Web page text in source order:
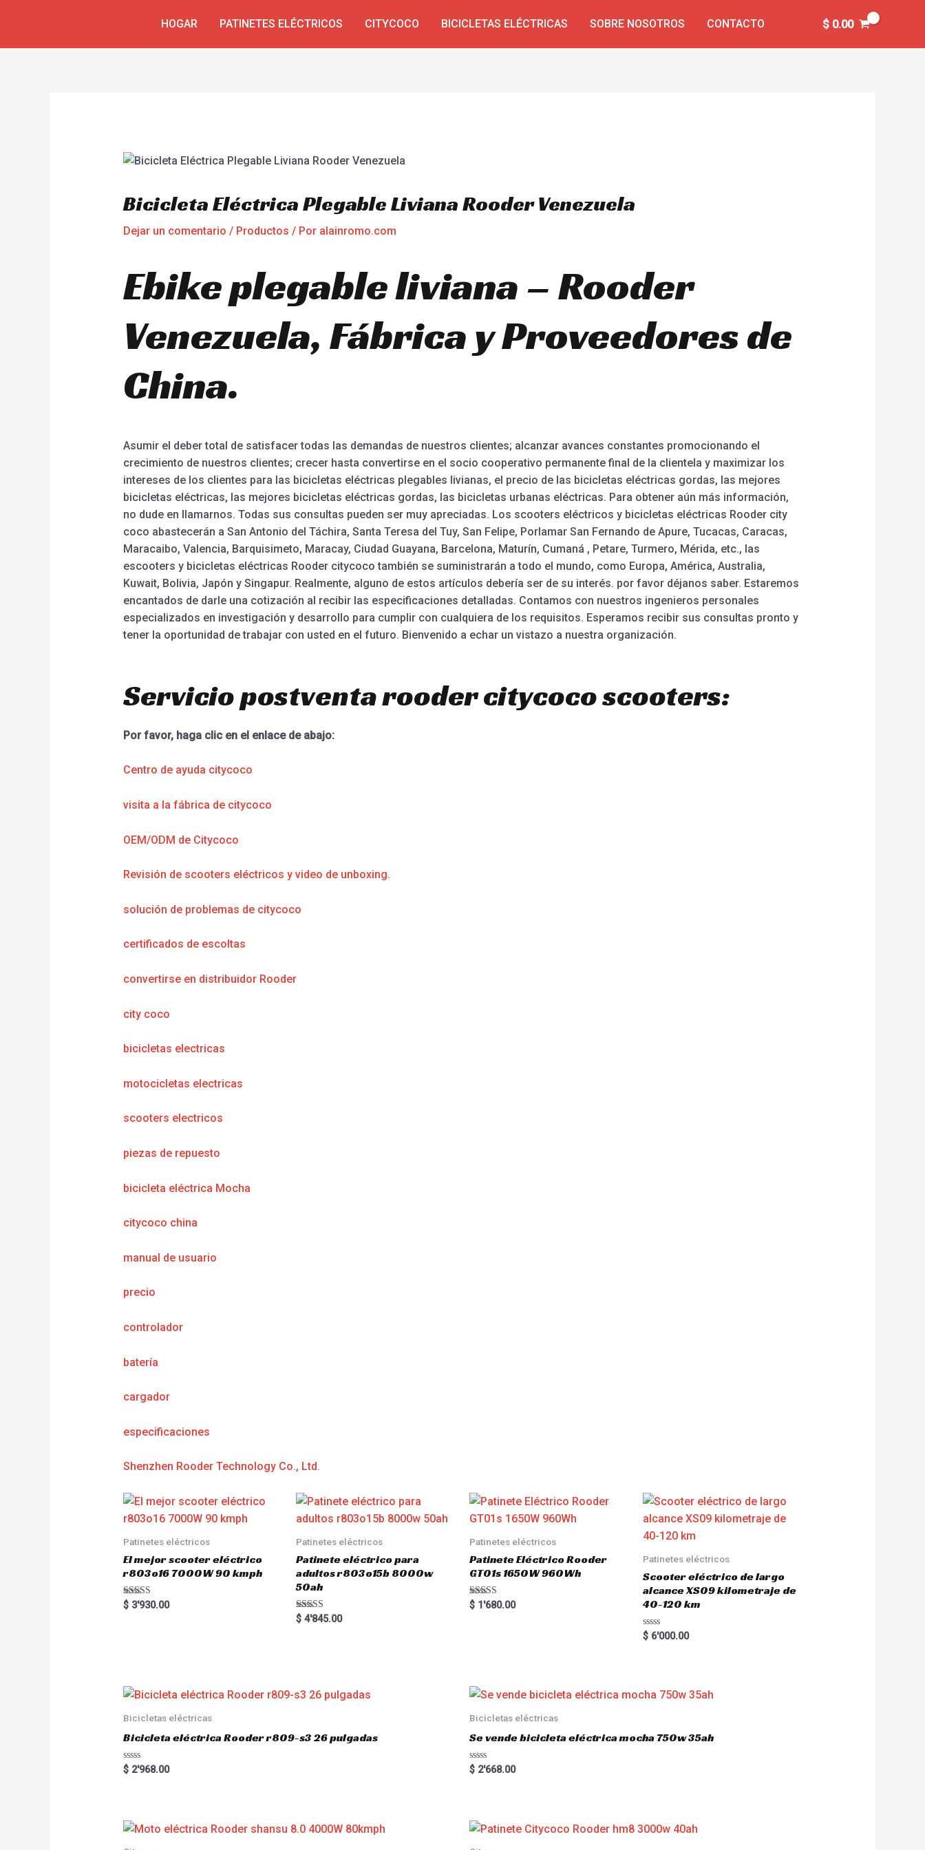
HOGAR PATINETES ELÉCTRICOS CITYCOCO BICICLETAS ELÉCTRICAS SOBRE NOSOTROS CONTACTO $0.00
Bicicleta Eléctrica Plegable Liviana Rooder Venezuela
Dejar un comentario / Productos / Por alainromo.com
Ebike plegable liviana – Rooder
Venezuela, Fábrica y Proveedores de
China.
Asumir el deber total de satisfacer todas las demandas de nuestros clientes; alcanzar avances constantes promocionando el
crecimiento de nuestros clientes; crecer hasta convertirse en el socio cooperativo permanente final de la clientela y maximizar los
intereses de los clientes para las bicicletas eléctricas plegables livianas, el precio de las bicicletas eléctricas gordas, las mejores
bicicletas eléctricas, las mejores bicicletas eléctricas gordas, las bicicletas urbanas eléctricas. Para obtener aún más información,
no dude en llamarnos. Todas sus consultas pueden ser muy apreciadas. Los scooters eléctricos y bicicletas eléctricas Rooder city
coco abastecerán a San Antonio del Táchira, Santa Teresa del Tuy, San Felipe, Porlamar San Fernando de Apure, Tucacas, Caracas,
Maracaibo, Valencia, Barquisimeto, Maracay, Ciudad Guayana, Barcelona, Maturín, Cumaná , Petare, Turmero, Mérida, etc., las
escooters y bicicletas eléctricas Rooder citycoco también se suministrarán a todo el mundo, como Europa, América, Australia,
Kuwait, Bolivia, Japón y Singapur. Realmente, alguno de estos artículos debería ser de su interés. por favor déjanos saber. Estaremos
encantados de darle una cotización al recibir las especificaciones detalladas. Contamos con nuestros ingenieros personales
especializados en investigación y desarrollo para cumplir con cualquiera de los requisitos. Esperamos recibir sus consultas pronto y
tener la oportunidad de trabajar con usted en el futuro. Bienvenido a echar un vistazo a nuestra organización.
Servicio postventa rooder citycoco scooters:
Por favor, haga clic en el enlace de abajo:
Centro de ayuda citycoco
visita a la fábrica de citycoco
OEM/ODM de Citycoco
Revisión de scooters eléctricos y video de unboxing.
solución de problemas de citycoco
certificados de escoltas
convertirse en distribuidor Rooder
city coco
bicicletas electricas
motocicletas electricas
scooters electricos
piezas de repuesto
bicicleta eléctrica Mocha
citycoco china
manual de usuario
precio
controlador
batería
cargador
especificaciones
Shenzhen Rooder Technology Co., Ltd.
Patinetes eléctricos
El mejor scooter eléctrico
r803o16 7000W 90 kmph
Rated
5.00
$3'930.00
Patinetes eléctricos
Patinete eléctrico para
adultos r803o15b 8000w
50ah
Rated
5.00
$ 4'845.00
Patinetes eléctricos
Patinete Eléctrico Rooder
GT01s 1650W 960Wh
Rated
5.00
$ 1'680.00
Patinetes eléctricos
Scooter eléctrico de largo
alcance XS09 kilometraje de
40-120 km
R
a
o
u
5
$6'000.00
Bicicletas eléctricas
Bicicleta eléctrica Rooder r809-s3 26 pulgadas
R
a
o
u
$2'968.00
Bicicletas eléctricas
Se vende bicicleta eléctrica mocha 750w 35ah
R
a
o
u
$ 2'668.00